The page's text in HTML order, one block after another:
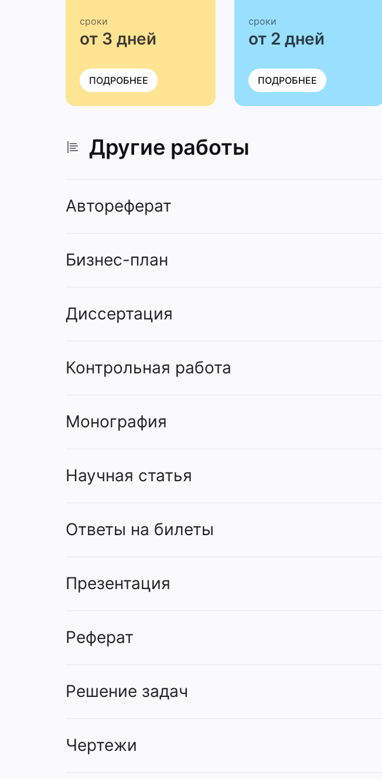
сроки
от 3 дней
ПОДРОБНЕЕ
сроки
от 2 дней
ПОДРОБНЕЕ
Другие работы
Автореферат
Бизнес-план
Диссертация
Контрольная работа
Монография
Научная статья
Ответы на билеты
Презентация
Реферат
Решение задач
Чертежи